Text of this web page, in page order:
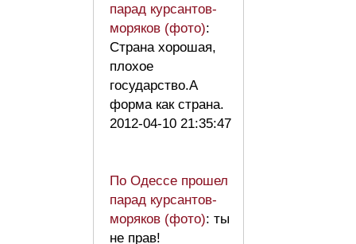
парад курсантов-
моряков (фото):
Страна хорошая,
плохое
государство.А
форма как страна.
2012-04-10 21:35:47
По Одессе прошел
парад курсантов-
моряков (фото): ты
не прав!